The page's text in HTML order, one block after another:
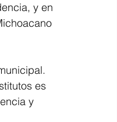
y en
es
y